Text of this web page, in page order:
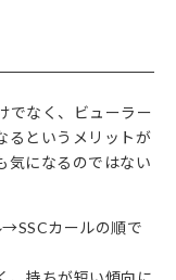
でなく、ビューラー
るというメリットが
気になるのではない
カールの順で